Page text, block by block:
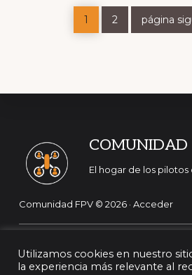
Página
1 Página
2 a
la
página
Footer
COMUNIDAD
El hogar de los
Comunidad FPV © 2026 · Acceder
¡Síguenos en las redes
Utilizamos cookies en nuestro
la experiencia más relevante al